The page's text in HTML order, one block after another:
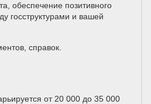
обеспечение позитивного
госструктурами и вашей
справок.
от 20 000 до 35 000